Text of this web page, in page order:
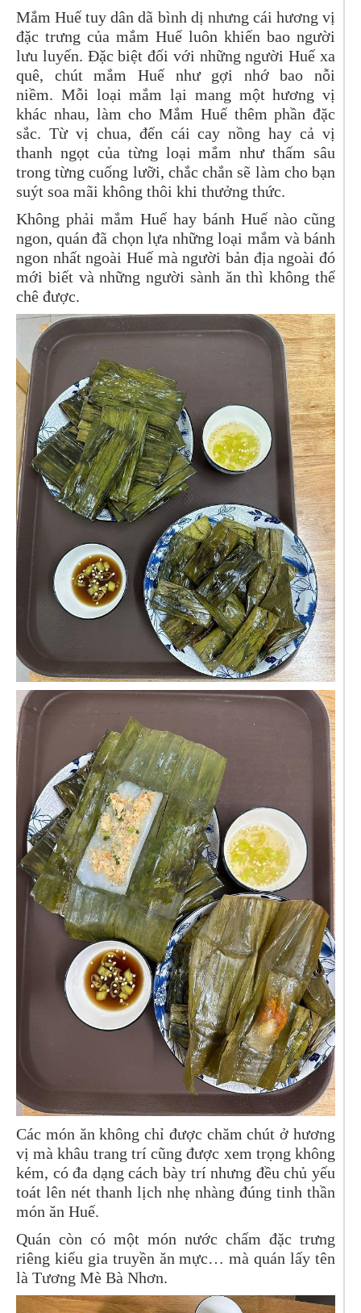
Mắm Huế tuy dân dã bình dị nhưng cái hương vị
đặc trưng của mắm Huế luôn khiến bao người
lưu luyến. Đặc biệt đối với những người Huế xa
quê, chút mắm Huế như gợi nhớ bao nỗi
niềm. Mỗi loại mắm lại mang một hương vị
khác nhau, làm cho Mắm Huế thêm phần đặc
sắc. Từ vị chua, đến cái cay nồng hay cả vị
thanh ngọt của từng loại mắm như thấm sâu
trong từng cuống lưỡi, chắc chắn sẽ làm cho bạn
suýt soa mãi không thôi khi thưởng thức.
Không phải mắm Huế hay bánh Huế nào cũng
ngon, quán đã chọn lựa những loại mắm và bánh
ngon nhất ngoài Huế mà người bản địa ngoài đó
mới biết và những người sành ăn thì không thể
chê được.
Các món ăn không chỉ được chăm chút ở hương
vị mà khâu trang trí cũng được xem trọng không
kém, có đa dạng cách bày trí nhưng đều chủ yếu
toát lên nét thanh lịch nhẹ nhàng đúng tinh thần
món ăn Huế.
Quán còn có một món nước chấm đặc trưng
riêng kiểu gia truyền ăn mực… mà quán lấy tên
là Tương Mè Bà Nhơn.